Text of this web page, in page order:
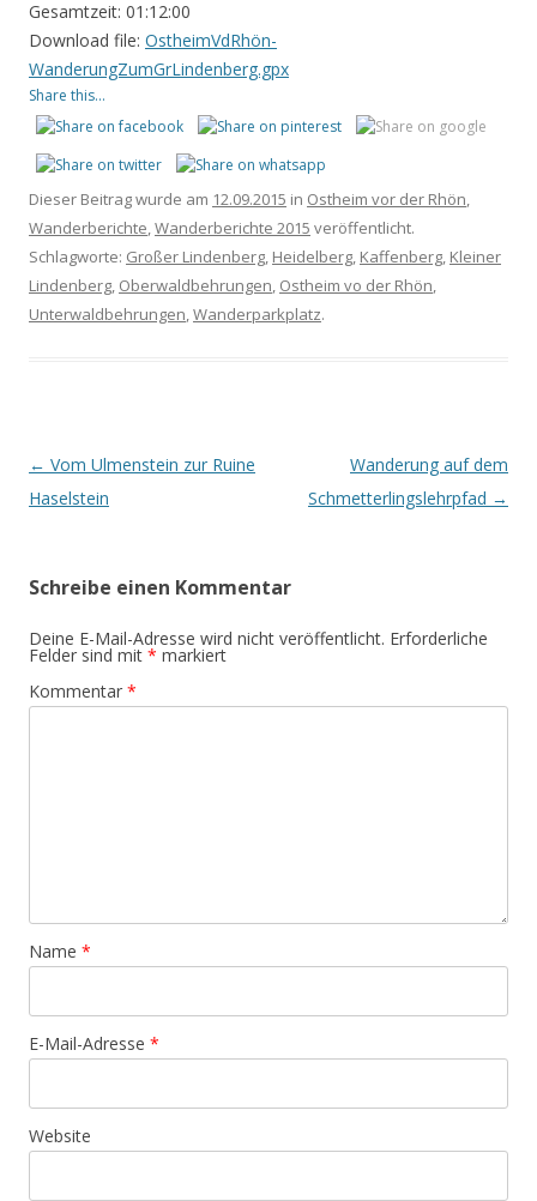
Gesamtzeit: 01:12:00
Download file: OstheimVdRhön-
WanderungZumGrLindenberg.gpx
Share this...
Dieser Beitrag wurde am 12.09.2015 in Ostheim vor der Rhön,
Wanderberichte,Wanderberichte 2015 veröffentlicht.
Schlagworte: Großer Lindenberg, Heidelberg, Kaffenberg, Kleiner
Lindenberg, Oberwaldbehrungen, Ostheim vo der Rhön,
Unterwaldbehrungen,Wanderparkplatz.
Beitrags-
Navigation
← Vom Ulmenstein zur Ruine
Haselstein
Wanderung auf dem
Schmetterlingslehrpfad →
Schreibe einen Kommentar
Deine E-Mail-Adresse wird nicht veröffentlicht. Erforderliche
Felder sind mit * markiert
Kommentar *
Name *
E-Mail-Adresse *
Website